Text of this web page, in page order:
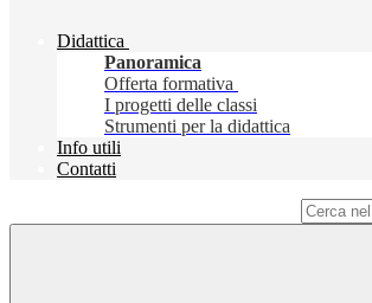
Didattica
Panoramica
Offerta formativa
I progetti delle classi
Strumenti per la didattica
Info utili
Contatti